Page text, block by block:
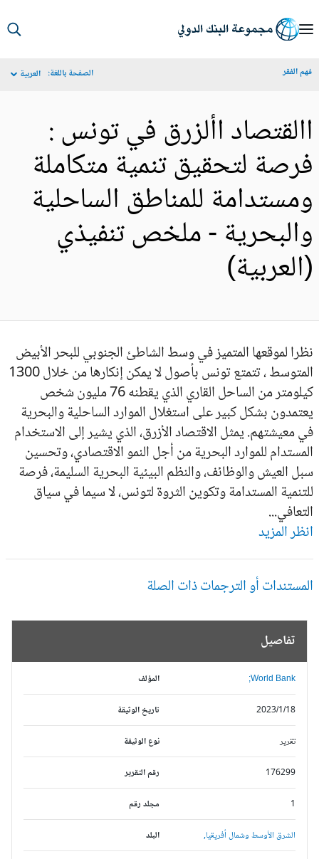
الفقر الصفحة باللغة: العربية
األزرق في تونس :
لتحقيق تنمية متكاملة
للمناطق الساحلية
- ملخص تنفيذي
لموقعها المتميز في وسط الشاطئ الجنوبي للبحر الأبيض
المتوسط ، تتمتع تونس بأصول لا يمكن إنكارها من خلال 1300
كيلومتر من الساحل القاري الذي يقطنه 76 مليون شخص
بشكل كبير على استغلال الموارد الساحلية والبحرية
معيشتهم. يمثل الاقتصاد الأزرق، الذي يشير إلى الاستخدام
للموارد البحرية من أجل النمو الاقتصادي، وتحسين
العيش والوظائف، والنظم البيئية البحرية السليمة، فرصة
المستدامة وتكوين الثروة لتونس، لا سيما في سياق
المزيد
أو الترجمات ذات الصلة
تفاصيل
المؤلف World Bank;
تاريخ الوثيقة 2023/1/18
نوع الوثيقة تقرير
رقم التقرير 176299
مجلد رقم
البلد الشرق الأوسط وشمال أفريقيا,